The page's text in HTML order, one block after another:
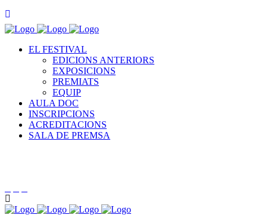
EL FESTIVAL
EDICIONS ANTERIORS
EXPOSICIONS
PREMIATS
EQUIP
AULA DOC
INSCRIPCIONS
ACREDITACIONS
SALA DE PREMSA